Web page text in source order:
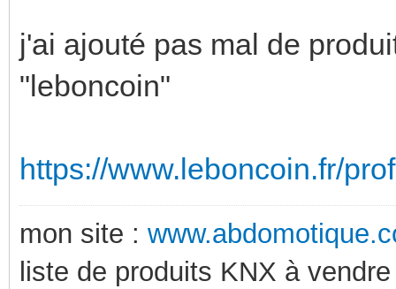
j'ai ajouté pas mal de
"leboncoin"
https://www.leboncoin.fr/
mon site :
liste de produits KNX à